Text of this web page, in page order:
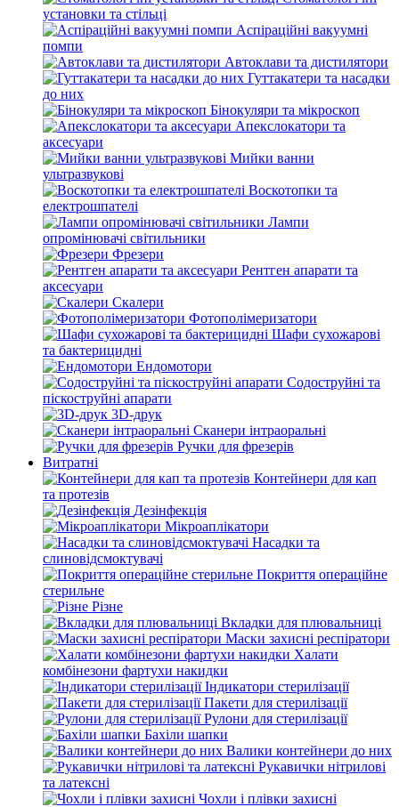
установки та стільці
Аспіраційні вакуумні
помпи
Автоклави та дистилятори
Гуттакатери та насадки
до них
Бінокуляри та мікроскоп
Апекслокатори та
аксесуари
Мийки ванни
ультразвукові
Воскотопки та
електрошпателі
Лампи
опромінювачі світильники
Фрезери
Рентген апарати та
аксесуари
Скалери
Фотополімеризатори
Шафи сухожарові
та бактерицидні
Ендомотори
Содоструйні та
піскоструйні апарати
3D-друк
Сканери інтраоральні
Ручки для фрезерів
Витратні
Контейнери для кап
та протезів
Дезінфекція
Мікроаплікатори
Насадки та
слиновідсмоктувачі
Покриття операційне
стерильне
Різне
Вкладки для плювальниці
Маски захисні респіратори
Халати
комбінезони фартухи накидки
Індикатори стерилізації
Пакети для стерилізації
Рулони для стерилізації
Бахіли шапки
Валики контейнери до них
Рукавички нітрилові
та латексні
Чохли і плівки захисні